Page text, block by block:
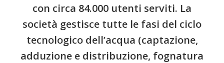
con circa 84.000 utenti serviti. La
società gestisce tutte le fasi del ciclo
tecnologico dell’acqua (captazione,
adduzione e distribuzione, fognatura